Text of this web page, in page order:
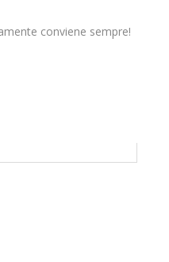
conviene sempre!